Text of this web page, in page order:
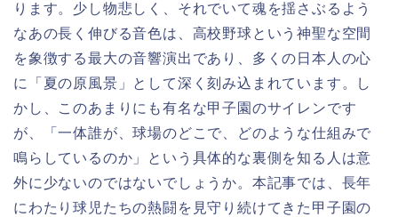
ります。少し物悲しく、それでいて魂を揺さぶるよう
なあの長く伸びる音色は、高校野球という神聖な空間
を象徴する最大の音響演出であり、多くの日本人の心
に「夏の原風景」として深く刻み込まれています。し
かし、このあまりにも有名な甲子園のサイレンです
が、「一体誰が、球場のどこで、どのような仕組みで
鳴らしているのか」という具体的な裏側を知る人は意
外に少ないのではないでしょうか。本記事では、長年
にわたり球児たちの熱闘を見守り続けてきた甲子園の